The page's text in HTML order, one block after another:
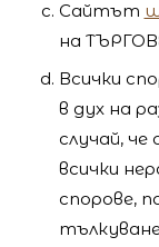
Сайтът
на
Всички
в дух на
случай,
всички
спорове,